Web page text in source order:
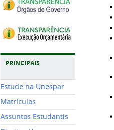
PRINCIPAIS
Estude na Unespar
Matrículas
Assuntos Estudantis